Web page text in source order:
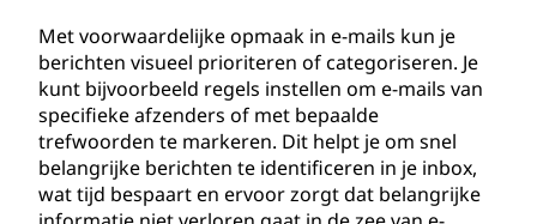
Met voorwaardelijke opmaak in e-mails kun je
berichten visueel prioriteren of categoriseren. Je
kunt bijvoorbeeld regels instellen om e-mails van
specifieke afzenders of met bepaalde
trefwoorden te markeren. Dit helpt je om snel
belangrijke berichten te identificeren in je inbox,
wat tijd bespaart en ervoor zorgt dat belangrijke